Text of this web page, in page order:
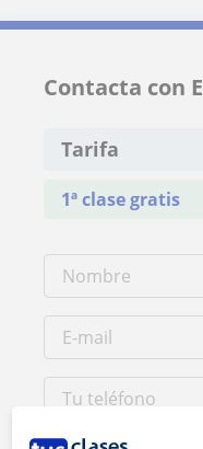
Contacta con
Tarifa
1ª clase gratis